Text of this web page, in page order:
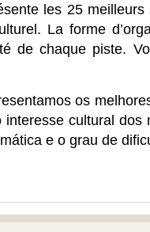
les 25
La forme
de chaque piste.
os
interesse cultural
e o grau de